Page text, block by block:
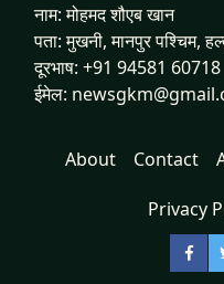
नाम: मोहमद शौएब खान
पता: मुखनी, मानपुर पश्चिम,
दूरभाष: +91 94581 60718
ईमेल:
About Contact
Privacy